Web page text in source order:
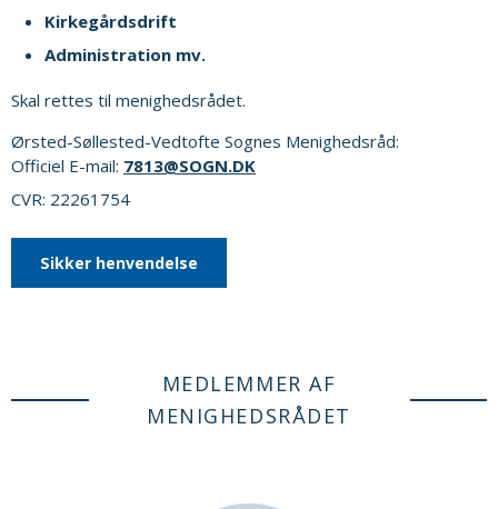
Kirkegårdsdrift
Administration mv.
Skal rettes til menighedsrådet.
Ørsted-Søllested-Vedtofte Sognes Menighedsråd:
Officiel E-mail: 7813@SOGN.DK
CVR: 22261754
Sikker henvendelse
MEDLEMMER AF
MENIGHEDSRÅDET